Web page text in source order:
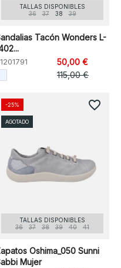
TALLAS DISPONIBLES
36
37 38 39
Tacón Wonders L-
50,00 €
115,00 €
TALLAS DISPONIBLES
36
37 38 39 40 41
Oshima_050 Sunni
Mujer
-25%
AGOTADO
favorite_border